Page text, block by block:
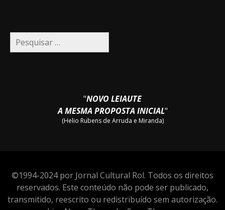
Pesquisar
por:
"NOVO LEIAUTE
A MESMA PROPOSTA INICIAL"
(Helio Rubens de Arruda e Miranda)
©1994-2024 por Jornal Cultural Rol. Todos os direitos
reservados. Este conteúdo não pode ser publicado,
transmitido, reescrito ou redistribuído sem autorização.